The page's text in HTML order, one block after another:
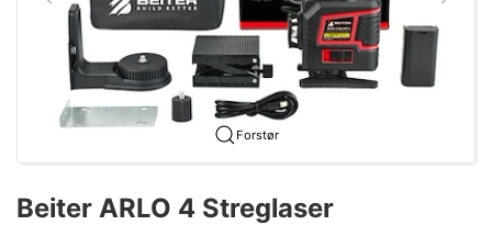
Forstør
Beiter ARLO 4 Streglaser